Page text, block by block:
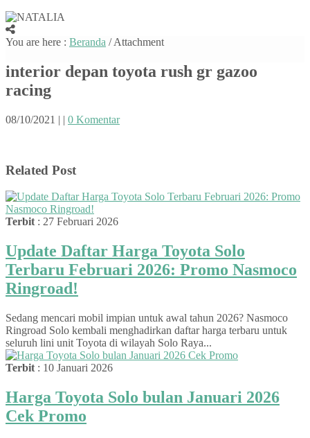
You are here : Beranda / Attachment
interior depan toyota rush gr gazoo
racing
08/10/2021 | | 0 Komentar
Related Post
Terbit : 27 Februari 2026
Update Daftar Harga Toyota Solo
Terbaru Februari 2026: Promo Nasmoco
Ringroad!
Sedang mencari mobil impian untuk awal tahun 2026? Nasmoco
Ringroad Solo kembali menghadirkan daftar harga terbaru untuk
seluruh lini unit Toyota di wilayah Solo Raya...
Terbit : 10 Januari 2026
Harga Toyota Solo bulan Januari 2026
Cek Promo